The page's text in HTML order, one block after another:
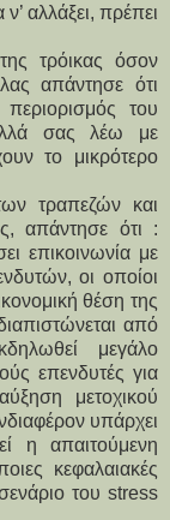
αλλάξει, πρέπει
τρόικας όσον
απάντησε ότι
του
σας λέω με
το μικρότερο
τραπεζών και
απάντησε ότι :
επικοινωνία με
οι οποίοι
θέση της
από
μεγάλο
επενδυτές για
μετοχικού
υπάρχει
η απαιτούμενη
κεφαλαιακές
του stress